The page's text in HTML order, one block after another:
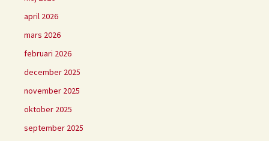
april 2026
mars 2026
februari 2026
december 2025
november 2025
oktober 2025
september 2025